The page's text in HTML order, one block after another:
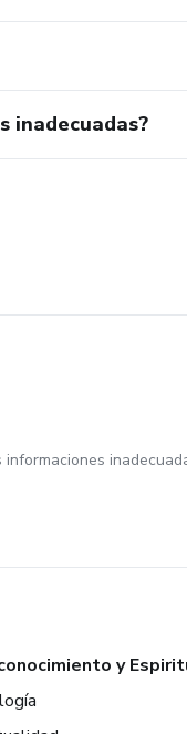
inadecuadas?
y